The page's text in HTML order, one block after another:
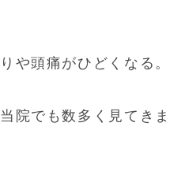
や頭痛がひどくなる。
院でも数多く見てきま